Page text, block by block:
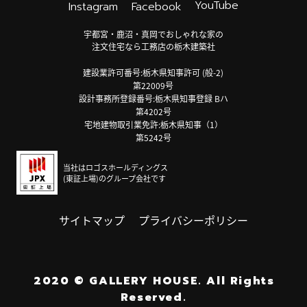
Instagram Facebook YouTube
宇都宮・鹿沼・真岡でおしゃれな家の
注文住宅なら工務店の栃木建築社
建設業許可番号:栃木県知事許可 (般-2)
第22009号
設計事務所登録番号:栃木県知事登録 Bハ
第4202号
宅地建物取引業免許:栃木県知事（1）
第5242号
当社はロゴスホールディングス
(東証上場)のグループ会社です
サイトマップ プライバシーポリシー
2020 © GALLERY HOUSE. All Rights
Reserved.